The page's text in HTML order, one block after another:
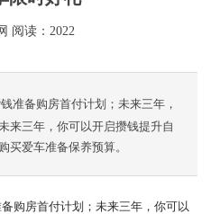
阅读：2022
准备购房首付计划；未来三年，
来三年，你可以开启攒钱提升自
买爱车准备保养预算。
购房首付计划；未来三年，你可以